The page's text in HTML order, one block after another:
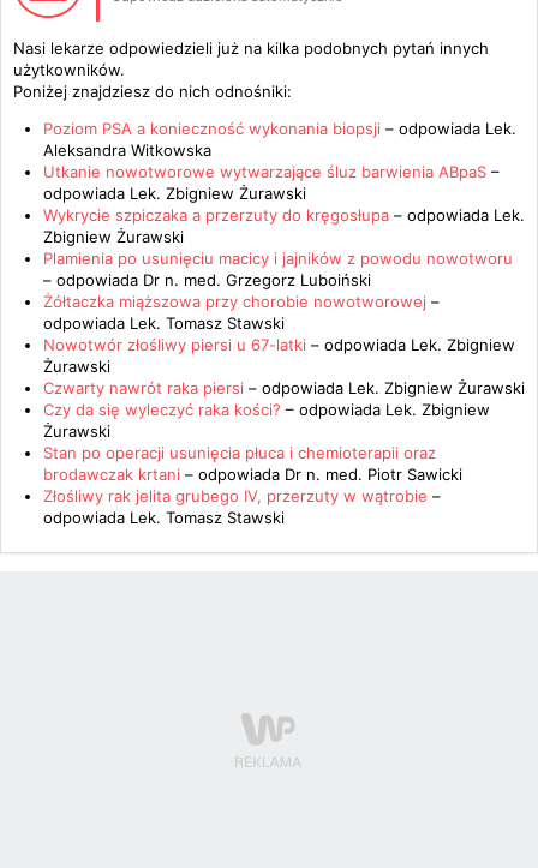
Nasi lekarze odpowiedzieli już na kilka podobnych pytań innych
użytkowników.
Poniżej znajdziesz do nich odnośniki:
Poziom PSA a konieczność wykonania biopsji – odpowiada Lek.
Aleksandra Witkowska
Utkanie nowotworowe wytwarzające śluz barwienia ABpaS –
odpowiada Lek. Zbigniew Żurawski
Wykrycie szpiczaka a przerzuty do kręgosłupa – odpowiada Lek.
Zbigniew Żurawski
Plamienia po usunięciu macicy i jajników z powodu nowotworu
– odpowiada Dr n. med. Grzegorz Luboiński
Żółtaczka miąższowa przy chorobie nowotworowej –
odpowiada Lek. Tomasz Stawski
Nowotwór złośliwy piersi u 67-latki – odpowiada Lek. Zbigniew
Żurawski
Czwarty nawrót raka piersi – odpowiada Lek. Zbigniew Żurawski
Czy da się wyleczyć raka kości? – odpowiada Lek. Zbigniew
Żurawski
Stan po operacji usunięcia płuca i chemioterapii oraz
brodawczak krtani – odpowiada Dr n. med. Piotr Sawicki
Złośliwy rak jelita grubego IV, przerzuty w wątrobie –
odpowiada Lek. Tomasz Stawski